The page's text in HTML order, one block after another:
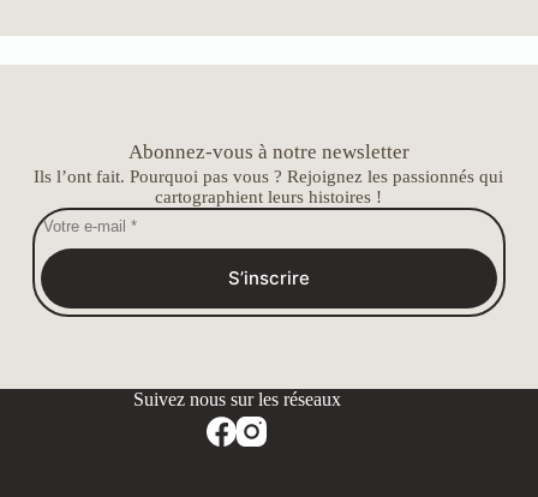
Abonnez-vous à notre newsletter
Ils l’ont fait. Pourquoi pas vous ? Rejoignez les passionnés qui
cartographient leurs histoires !
S’inscrire